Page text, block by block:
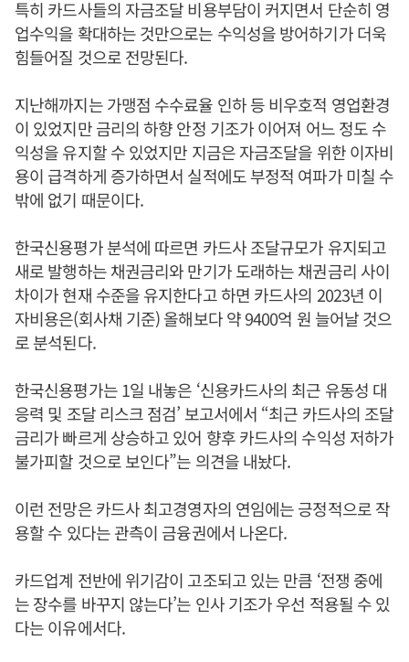
특히 카드사들의 자금조달 비용부담이 커지면서 단순히 영
업수익을 확대하는 것만으로는 수익성을 방어하기가 더욱
힘들어질 것으로 전망된다.
지난해까지는 가맹점 수수료율 인하 등 비우호적 영업환경
이 있었지만 금리의 하향 안정 기조가 이어져 어느 정도 수
익성을 유지할 수 있었지만 지금은 자금조달을 위한 이자비
용이 급격하게 증가하면서 실적에도 부정적 여파가 미칠 수
밖에 없기 때문이다.
한국신용평가 분석에 따르면 카드사 조달규모가 유지되고
새로 발행하는 채권금리와 만기가 도래하는 채권금리 사이
차이가 현재 수준을 유지한다고 하면 카드사의 2023년 이
자비용은(회사채 기준) 올해보다 약 9400억 원 늘어날 것으
로 분석된다.
한국신용평가는 1일 내놓은 ‘신용카드사의 최근 유동성 대
응력 및 조달 리스크 점검’ 보고서에서 “최근 카드사의 조달
금리가 빠르게 상승하고 있어 향후 카드사의 수익성 저하가
불가피할 것으로 보인다”는 의견을 내놨다.
이런 전망은 카드사 최고경영자의 연임에는 긍정적으로 작
용할 수 있다는 관측이 금융권에서 나온다.
카드업계 전반에 위기감이 고조되고 있는 만큼 ‘전쟁 중에
는 장수를 바꾸지 않는다’는 인사 기조가 우선 적용될 수 있
다는 이유에서다.